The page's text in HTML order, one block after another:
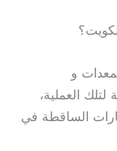
و
العملية،
الساقطة في